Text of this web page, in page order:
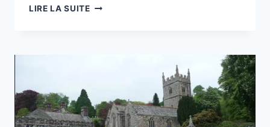
LIRE LA SUITEUN